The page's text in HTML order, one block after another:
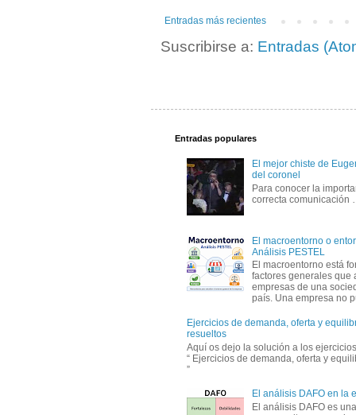
Entradas más recientes
Suscribirse a: Entradas
Entradas populares
El mejor chiste de
del coronel
Para conocer la
correcta
El macroentorno o
Análisis PESTEL
El macroentorno está
factores generales que
empresas de una
país. Una empresa no
Ejercicios de demanda, oferta y
resueltos
Aquí os dejo la solución a los
“ Ejercicios de demanda, oferta y
”
El análisis DAFO en la
El análisis DAFO es